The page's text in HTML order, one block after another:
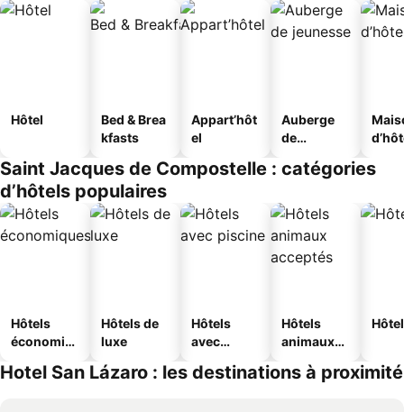
Hôtel
Bed & Brea
kfasts
Appart’hôt
el
Auberge
de
Saint Jacques de Compostelle : catégories
d’hôtels populaires
Hôtels
économiq
Hôtels de
luxe
Hôtels
avec
Hôtels
animaux
Hotel San Lázaro : les destinations à proximité